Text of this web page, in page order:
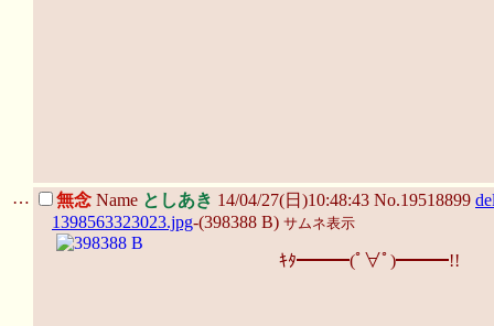
… 無念 Name としあき 14/04/27(日)10:48:43 No.19518899
1398563323023.jpg-(398388 B) サムネ表示
ｷﾀ━━━(ﾟ∀ﾟ)━━━!!